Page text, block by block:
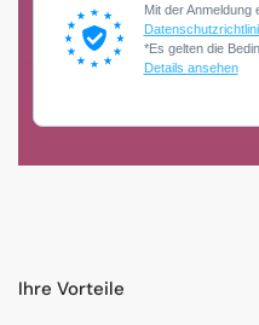
Mit der
*Es gelten die
Details ansehen
Ihre Vorteile